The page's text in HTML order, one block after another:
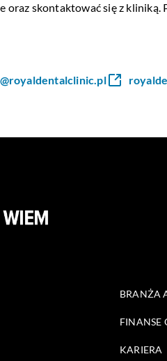
oraz skontaktować się z
BRANŻA
FINANSE
KARIERA